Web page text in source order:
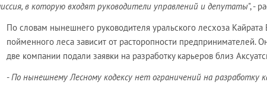
в которую входят руководители управлений и депутаты", -
По словам нынешнего руководителя уральского лесхоза
пойменного леса зависит от расторопности предпринимателей.
две компании подали заявки на разработку карьеров близ
-По нынешнему Лесному кодексу нет ограничений на разработку